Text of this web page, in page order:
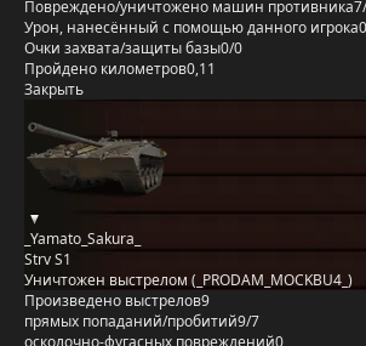
Повреждено/уничтожено машин противника
Урон, нанесённый с помощью данного игрока0
Очки захвата/защиты базы0/0
Пройдено километров0,11
Закрыть
_Yamato_Sakura_
Strv S1
Уничтожен выстрелом (_PRODAM_MOCKBU4_)
Произведено выстрелов9
прямых попаданий/пробитий9/7
осколочно-фугасных повреждений0